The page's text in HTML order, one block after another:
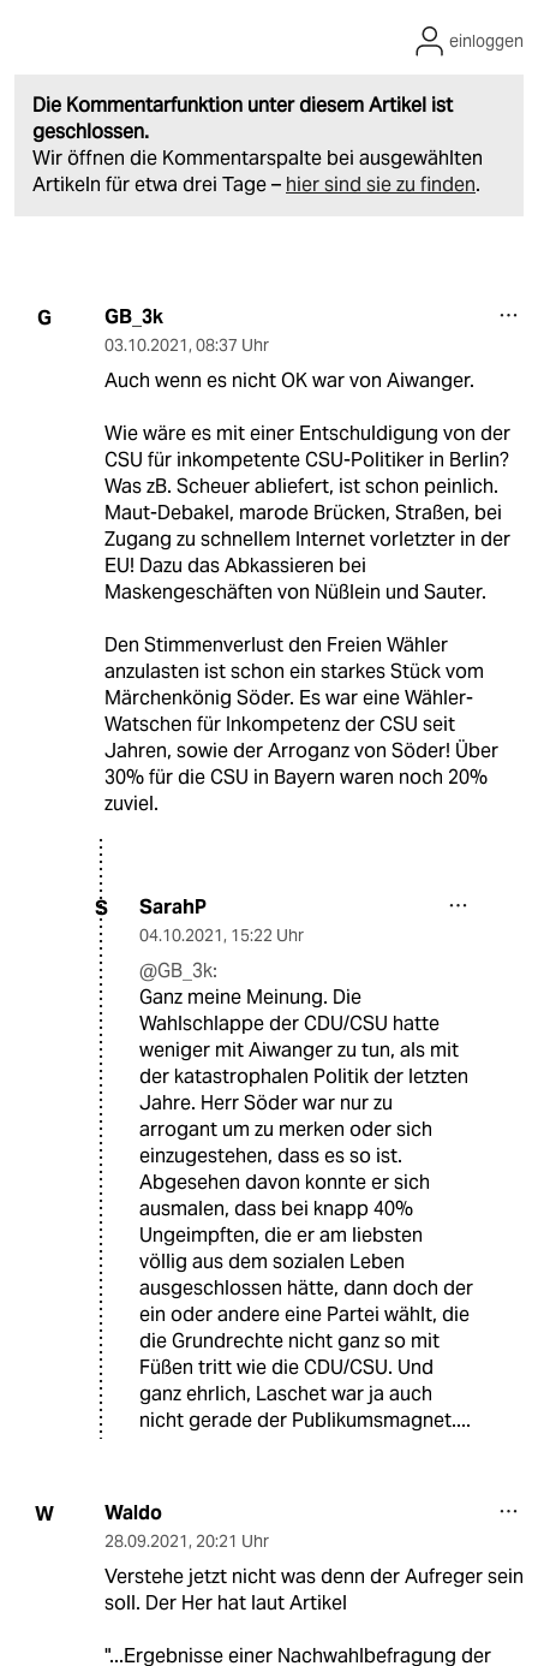
Die Kommentarfunktion unter diesem Artikel ist
geschlossen.
Wir öffnen die Kommentarspalte bei ausgewählten
Artikeln für etwa drei Tage – hier sind sie zu finden.
einloggen
G GB_3k
03.10.2021, 08:37 Uhr
Auch wenn es nicht OK war von Aiwanger.
Wie wäre es mit einer Entschuldigung von der
CSU für inkompetente CSU-Politiker in Berlin?
Was zB. Scheuer abliefert, ist schon peinlich.
Maut-Debakel, marode Brücken, Straßen, bei
Zugang zu schnellem Internet vorletzter in der
EU! Dazu das Abkassieren bei
Maskengeschäften von Nüßlein und Sauter.
Den Stimmenverlust den Freien Wähler
anzulasten ist schon ein starkes Stück vom
Märchenkönig Söder. Es war eine Wähler-
Watschen für Inkompetenz der CSU seit
Jahren, sowie der Arroganz von Söder! Über
30% für die CSU in Bayern waren noch 20%
zuviel.
S SarahP
04.10.2021, 15:22 Uhr
@GB_3k:
Ganz meine Meinung. Die
Wahlschlappe der CDU/CSU hatte
weniger mit Aiwanger zu tun, als mit
der katastrophalen Politik der letzten
Jahre. Herr Söder war nur zu
arrogant um zu merken oder sich
einzugestehen, dass es so ist.
Abgesehen davon konnte er sich
ausmalen, dass bei knapp 40%
Ungeimpften, die er am liebsten
völlig aus dem sozialen Leben
ausgeschlossen hätte, dann doch der
ein oder andere eine Partei wählt, die
die Grundrechte nicht ganz so mit
Füßen tritt wie die CDU/CSU. Und
ganz ehrlich, Laschet war ja auch
nicht gerade der Publikumsmagnet....
W Waldo
28.09.2021, 20:21 Uhr
Verstehe jetzt nicht was denn der Aufreger sein
soll. Der Her hat laut Artikel
"...Ergebnisse einer Nachwahlbefragung der